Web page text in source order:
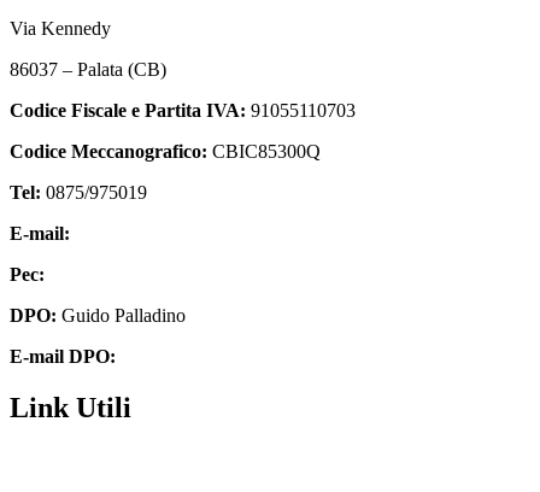
Via Kennedy
86037 – Palata (CB)
Codice Fiscale e Partita IVA: 91055110703
Codice Meccanografico: CBIC85300Q
Tel: 0875/975019
E-mail:
Pec:
DPO: Guido Palladino
E-mail DPO:
Link Utili